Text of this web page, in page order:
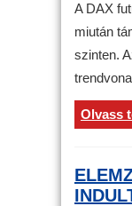
A DAX
miután
szinten.
Olvass